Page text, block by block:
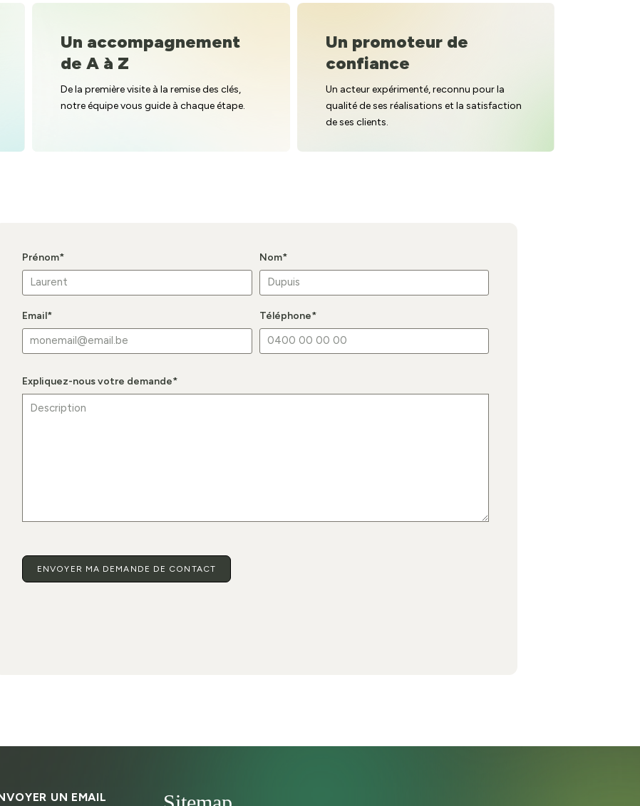
Un accompagnement
de A à Z
De la première visite à la remise des clés,
notre équipe vous guide à chaque étape.
Un promoteur de
confiance
Un acteur expérimenté, reconnu pour la
qualité de ses réalisations et la satisfaction
de ses clients.
Prénom* Nom*
Email* Téléphone*
Expliquez-nous votre demande*
UN EMAIL